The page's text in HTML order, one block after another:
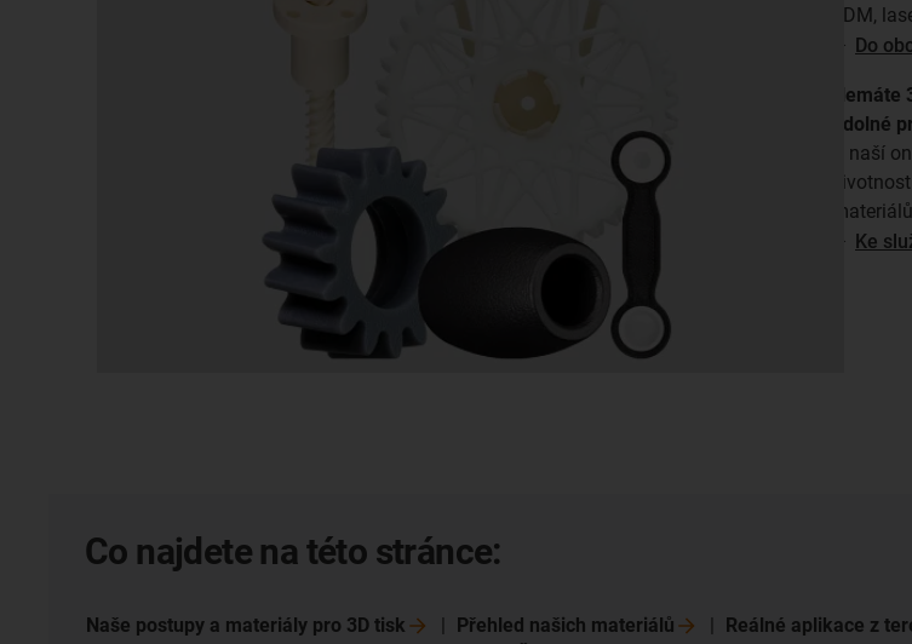
FDM,
⯈ Do
odolné
V naší
⯈ Ke
Co najdete na této stránce:
Naše postupy a materiály pro 3Dtisk Přehled našich materiálů Reálné aplikace z